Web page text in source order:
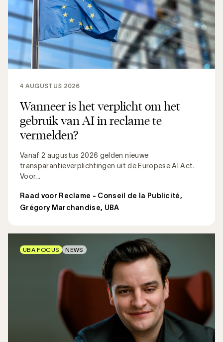
Wanneer is het verplicht om het
gebruik van AI in reclame te
vermelden?
Vanaf 2 augustus 2026 gelden nieuwe
transparantieverplichtingen uit de Europese AI Act.
Voor...
4 AUGUSTUS 2026
Raad voor Reclame - Conseil de la Publicité,
Grégory Marchandise, UBA
UBA FOCUS NEWS